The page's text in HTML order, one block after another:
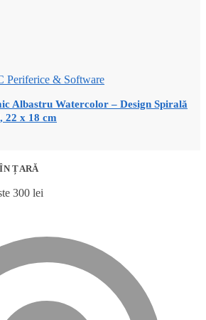
Periferice & Software
Albastru Watercolor – Design Spirală
22 x 18 cm
ȚARĂ
300 lei